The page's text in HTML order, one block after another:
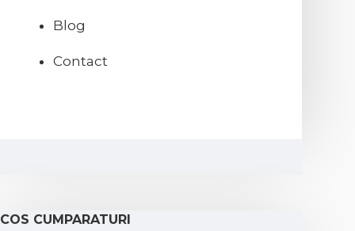
Blog
Contact
COS CUMPARATURI